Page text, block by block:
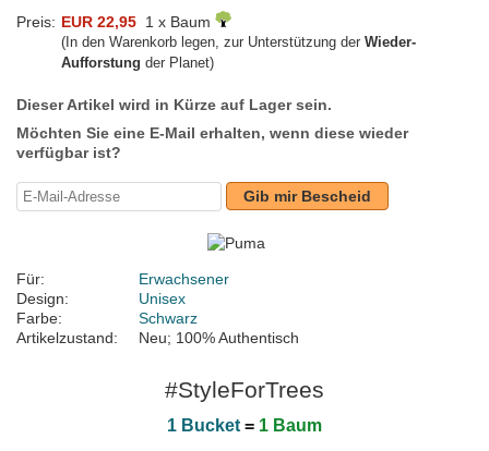
Preis: EUR 22,95 1 x Baum
(In den Warenkorb legen, zur Unterstützung der Wieder-
Aufforstung der Planet)
Dieser Artikel wird in Kürze auf Lager sein.
Möchten Sie eine E-Mail erhalten, wenn diese wieder
verfügbar ist?
Gib mir Bescheid
Für:
Erwachsener
Design:
Unisex
Farbe:
Schwarz
Artikelzustand:
Neu; 100% Authentisch
#StyleForTrees
1 Bucket = 1 Baum